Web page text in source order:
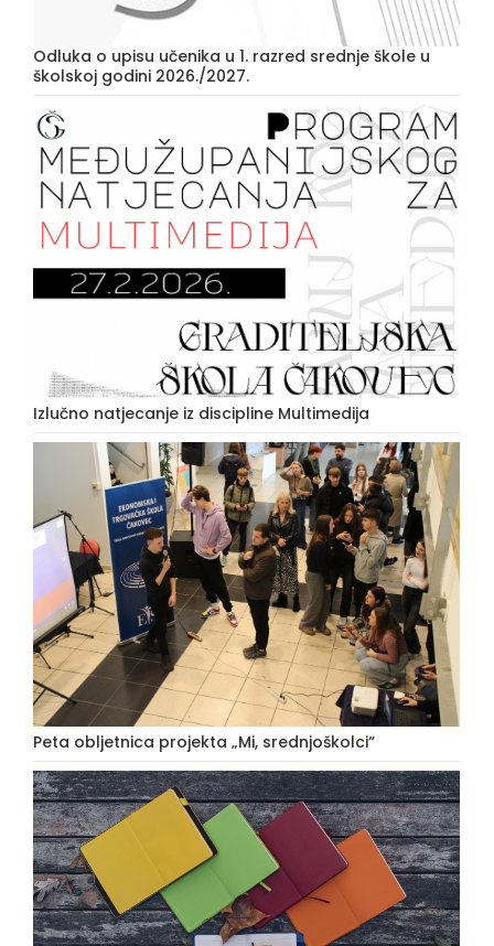
Odluka o upisu učenika u 1. razred srednje škole u
školskoj godini 2026./2027.
Izlučno natjecanje iz discipline Multimedija
Peta obljetnica projekta „Mi, srednjoškolci“